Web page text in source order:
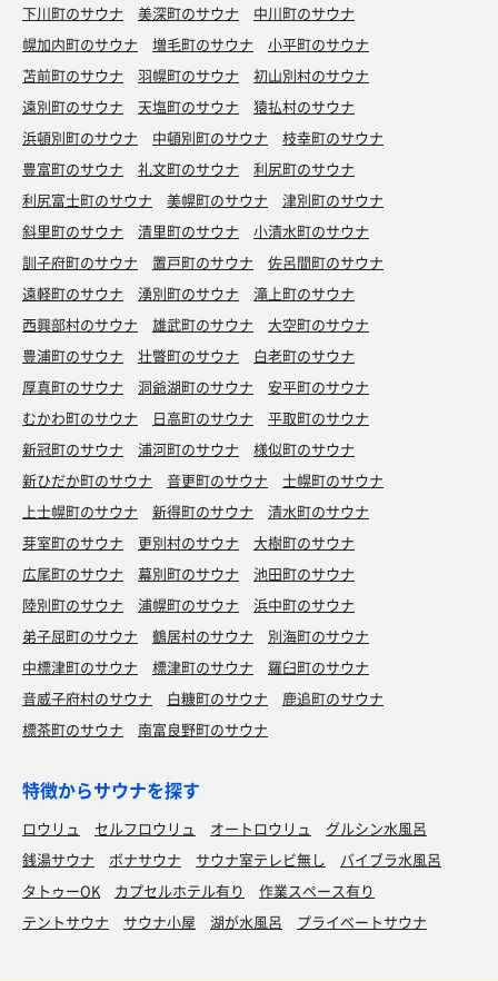
やきとり弁当（中）塩
タレも美味いが塩コショウも美味い！なのでタレは単
品で🤭
下川町のサウナ
美深町のサウナ
中川町のサウナ
幌加内町のサウナ
増毛町のサウナ
小平町のサウナ
苫前町のサウナ
羽幌町のサウナ
初山別村のサウナ
遠別町のサウナ
天塩町のサウナ
猿払村のサウナ
浜頓別町のサウナ
中頓別町のサウナ
枝幸町のサウナ
豊富町のサウナ
礼文町のサウナ
利尻町のサウナ
利尻富士町のサウナ
美幌町のサウナ
津別町のサウナ
斜里町のサウナ
清里町のサウナ
小清水町のサウナ
訓子府町のサウナ
置戸町のサウナ
佐呂間町のサウナ
遠軽町のサウナ
湧別町のサウナ
滝上町のサウナ
西興部村のサウナ
雄武町のサウナ
大空町のサウナ
豊浦町のサウナ
壮瞥町のサウナ
白老町のサウナ
厚真町のサウナ
洞爺湖町のサウナ
安平町のサウナ
むかわ町のサウナ
日高町のサウナ
平取町のサウナ
新冠町のサウナ
浦河町のサウナ
様似町のサウナ
新ひだか町のサウナ
音更町のサウナ
士幌町のサウナ
上士幌町のサウナ
新得町のサウナ
清水町のサウナ
芽室町のサウナ
更別村のサウナ
大樹町のサウナ
広尾町のサウナ
幕別町のサウナ
池田町のサウナ
陸別町のサウナ
浦幌町のサウナ
浜中町のサウナ
弟子屈町のサウナ
鶴居村のサウナ
別海町のサウナ
中標津町のサウナ
標津町のサウナ
羅臼町のサウナ
音威子府村のサウナ
白糠町のサウナ
鹿追町のサウナ
標茶町のサウナ
南富良野町のサウナ
特徴からサウナを探す
ロウリュ セルフロウリュ オートロウリュ
グルシン水風呂
銭湯サウナ
ボナサウナ サウナ室テレビ無し
バイブラ水風呂
タトゥーOK
カプセルホテル有り
作業スペース有り
テントサウナ
サウナ小屋 湖が水風呂 プライベートサウナ